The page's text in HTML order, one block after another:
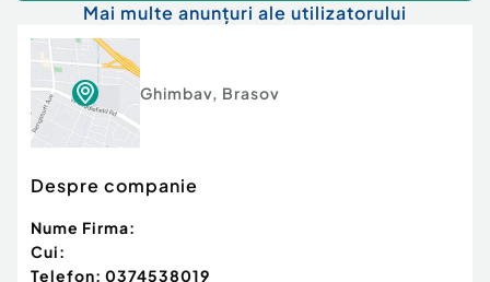
Mai multe anunțuri ale utilizatorului
Ghimbav, Brasov
Despre companie
Nume Firma:
Cui:
Telefon: 0374538019